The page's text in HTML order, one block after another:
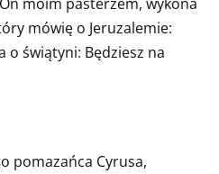
mówię o Jeruzalemie:
o świątyni: Będziesz na
pomazańca Cyrusa,